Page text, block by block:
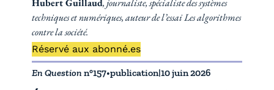
Hubert Guillaud, journaliste, spécialiste des systèmes
techniques et numériques, auteur de l’essai Les algorithmes
contre la société.
Réservé aux abonné.es
En Question n°157•publication|10 juin 2026